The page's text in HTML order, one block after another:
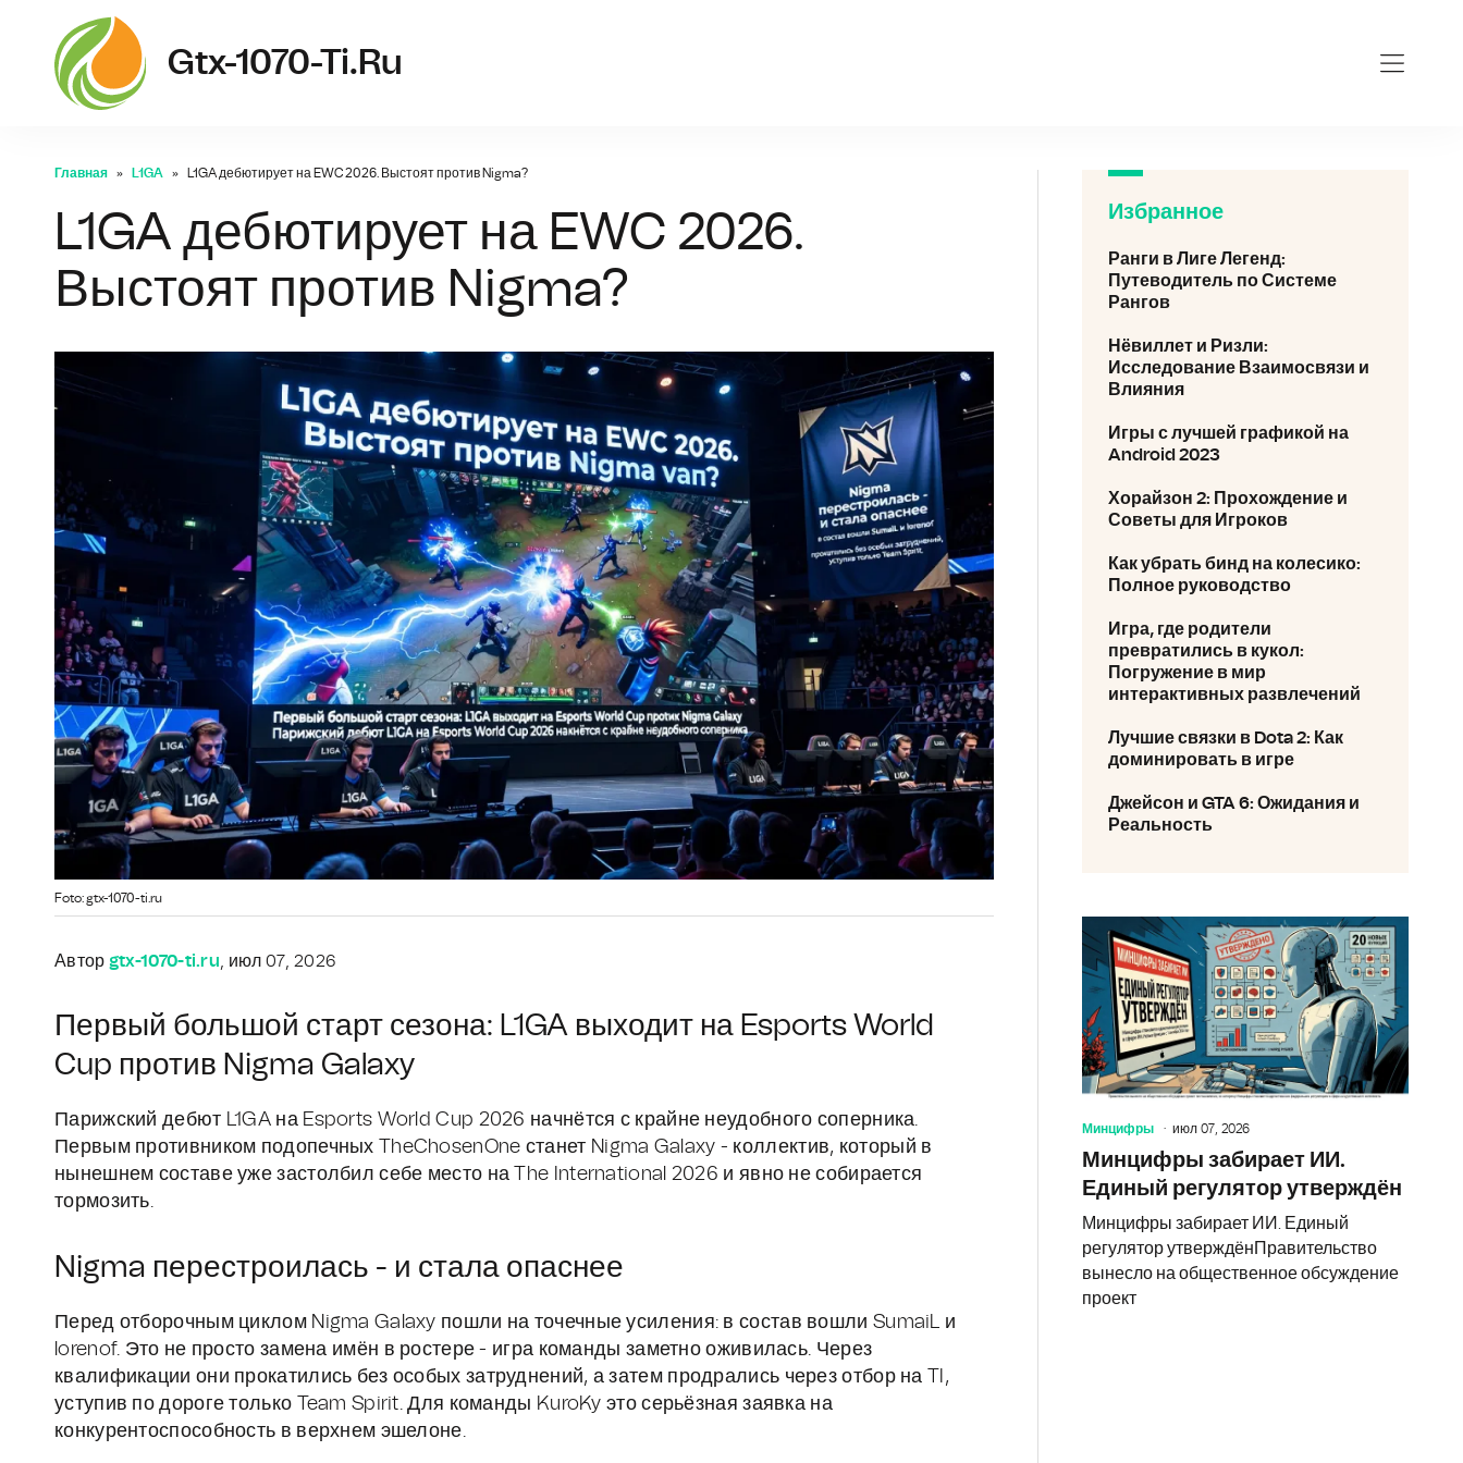
Gtx-1070-Ti.ru
Главная L1GA L1GA дебютирует на EWC 2026. Выстоят против Nigma?
L1GA дебютирует на EWC 2026.
Выстоят против Nigma?
Foto: gtx-1070-ti.ru
Автор gtx-1070-ti.ru, июл 07, 2026
Первый большой старт сезона: L1GA выходит на Esports World
Cup против Nigma Galaxy
Парижский дебют L1GA на Esports World Cup 2026 начнётся с крайне неудобного соперника.
Первым противником подопечных TheChosenOne станет Nigma Galaxy - коллектив, который в
нынешнем составе уже застолбил себе место на The International 2026 и явно не собирается
тормозить.
Nigma перестроилась - и стала опаснее
Перед отборочным циклом Nigma Galaxy пошли на точечные усиления: в состав вошли SumaiL и
lorenof. Это не просто замена имён в ростере - игра команды заметно оживилась. Через
квалификации они прокатились без особых затруднений, а затем продрались через отбор на TI,
уступив по дороге только Team Spirit. Для команды KuroKy это серьёзная заявка на
конкурентоспособность в верхнем эшелоне.
Избранное
Ранги в Лиге Легенд:
Путеводитель по Системе
Рангов
Нёвиллет и Ризли:
Исследование Взаимосвязи и
Влияния
Игры с лучшей графикой на
Android 2023
Хорайзон 2: Прохождение и
Советы для Игроков
Как убрать бинд на колесико:
Полное руководство
Игра, где родители
превратились в кукол:
Погружение в мир
интерактивных развлечений
Лучшие связки в Dota 2: Как
доминировать в игре
Джейсон и GTA 6: Ожидания и
Реальность
Минцифры июл 07, 2026
Минцифры забирает ИИ.
Единый регулятор утверждён
Минцифры забирает ИИ. Единый
регулятор утверждёнПравительство
вынесло на общественное обсуждение
проект